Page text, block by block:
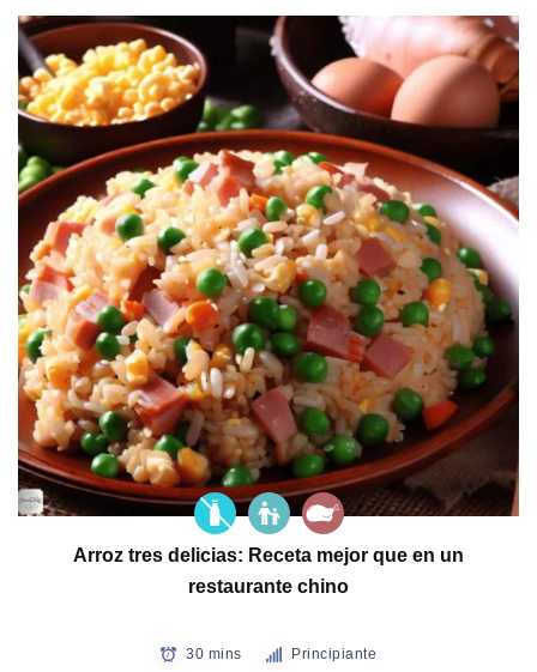
Arroz tres delicias: Receta mejor que en un
restaurante chino
30 mins Principiante